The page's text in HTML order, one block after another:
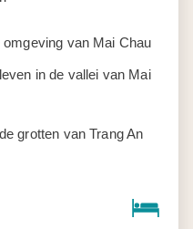
van Mai Chau
in de vallei van Mai
grotten van Trang An